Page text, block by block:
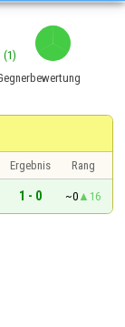
(1)
Ergebnis
Rang
1 - 0 ~0 16